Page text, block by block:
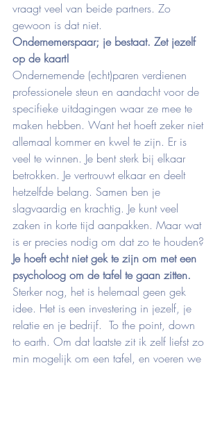
vraagt veel van beide partners. Zo
gewoon is dat niet.
Ondernemerspaar; je bestaat. Zet jezelf
op de kaart!
Ondernemende (echt)paren verdienen
professionele steun en aandacht voor de
specifieke uitdagingen waar ze mee te
maken hebben. Want het hoeft zeker niet
allemaal kommer en kwel te zijn. Er is
veel te winnen. Je bent sterk bij elkaar
betrokken. Je vertrouwt elkaar en deelt
hetzelfde belang. Samen ben je
slagvaardig en krachtig. Je kunt veel
zaken in korte tijd aanpakken. Maar wat
is er precies nodig om dat zo te houden?
Je hoeft echt niet gek te zijn om met een
psycholoog om de tafel te gaan zitten.
Sterker nog, het is helemaal geen gek
idee. Het is een investering in jezelf, je
relatie en je bedrijf.  To the point, down
to earth. Om dat laatste zit ik zelf liefst zo
min mogelijk om een tafel, en voeren we